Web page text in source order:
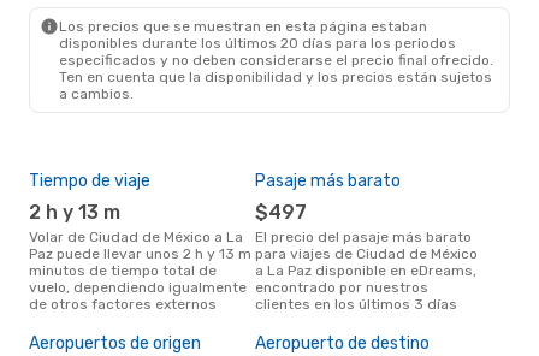
Los precios que se muestran en esta página estaban
disponibles durante los últimos 20 días para los periodos
especificados y no deben considerarse el precio final ofrecido.
Ten en cuenta que la disponibilidad y los precios están sujetos
a cambios.
Tiempo de viaje
2 h y 13 m
Volar de Ciudad de México a La
Paz puede llevar unos 2 h y 13 m
minutos de tiempo total de
vuelo, dependiendo igualmente
de otros factores externos
Pasaje más barato
$497
El precio del pasaje más barato
para viajes de Ciudad de México
a La Paz disponible en eDreams,
encontrado por nuestros
clientes en los últimos 3 días
Aeropuertos de origen Aeropuerto de destino